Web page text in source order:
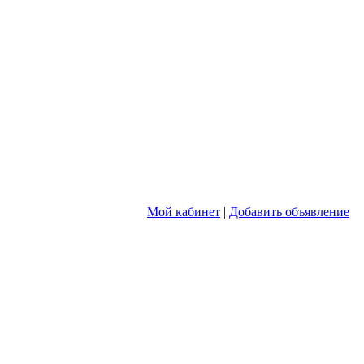
Мой кабинет | Добавить объявление